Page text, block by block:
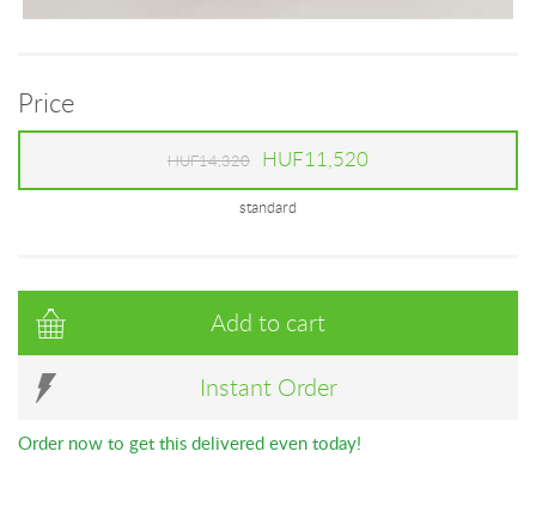
Price
HUF14,320 HUF11,520
standard
Add to cart
Instant Order
Order now to get this delivered even today!